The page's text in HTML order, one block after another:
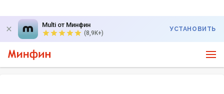
Multi от Минфин
(8,9K+)
УСТАНОВИТЬ